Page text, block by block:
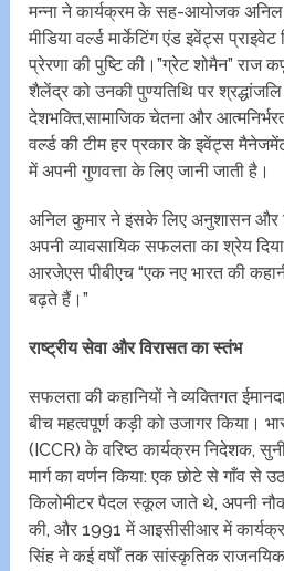
मन्ना ने कार्यक्रम के सह-आयोजक
मीडिया वर्ल्ड मार्केटिंग एंड इवेंट्स
प्रेरणा की पुष्टि की।”ग्रेट शोमैन” राज
शैलेंद्र को उनकी पुण्यतिथि पर
देशभक्ति,सामाजिक चेतना और
वर्ल्ड की टीम हर प्रकार के इवेंट्स
में अपनी गुणवत्ता के लिए जानी जाती है।
अनिल कुमार ने इसके लिए अनुशासन और
अपनी व्यावसायिक सफलता का श्रेय
आरजेएस पीबीएच “एक नए भारत की
बढ़ते हैं।”
राष्ट्रीय सेवा और विरासत का स्तंभ
सफलता की कहानियों ने व्यक्तिगत
बीच महत्वपूर्ण कड़ी को उजागर किया।
(ICCR) के वरिष्ठ कार्यक्रम निदेशक,
मार्ग का वर्णन किया: एक छोटे से गाँव से
किलोमीटर पैदल स्कूल जाते थे, अपनी
की, और 1991 में आइसीसीआर में
सिंह ने कई वर्षों तक सांस्कृतिक